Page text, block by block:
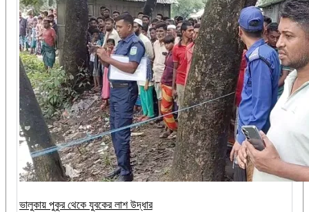
ভালুকায় পুকুর থেকে যুবকের লাশ উদ্ধার